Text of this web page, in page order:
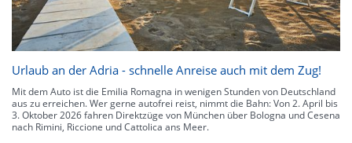
Urlaub an der Adria - schnelle Anreise auch mit dem Zug!
Mit dem Auto ist die Emilia Romagna in wenigen Stunden von Deutschland
aus zu erreichen. Wer gerne autofrei reist, nimmt die Bahn: Von 2. April bis
3. Oktober 2026 fahren Direktzüge von München über Bologna und Cesena
nach Rimini, Riccione und Cattolica ans Meer.